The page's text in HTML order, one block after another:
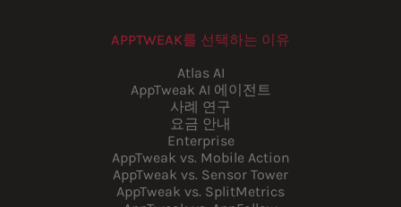
APPTWEAK를 선택하는 이유
Atlas AI
AppTweak AI 에이전트
사례 연구
요금 안내
Enterprise
AppTweak vs. Mobile Action
AppTweak vs. Sensor Tower
AppTweak vs. SplitMetrics